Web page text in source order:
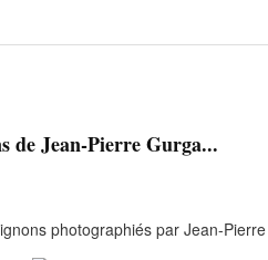
de Jean-Pierre Gurga...
photographiés par Jean-